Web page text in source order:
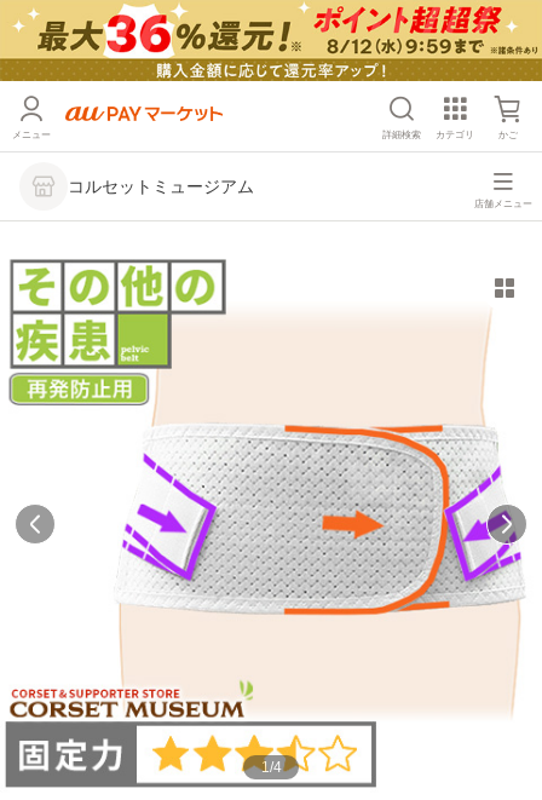
メニュー 詳細検索 カテゴリ かご
コルセットミュージアム
店舗メニュー
1/4